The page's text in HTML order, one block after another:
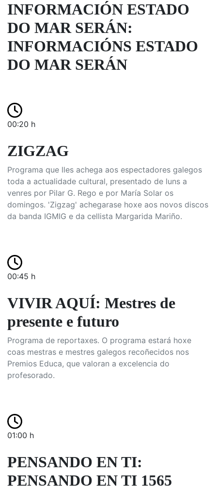
INFORMACIÓN ESTADO
DO MAR SERÁN:
INFORMACIÓNS ESTADO
DO MAR SERÁN
00:20 h
ZIGZAG
Programa que lles achega aos espectadores galegos
toda a actualidade cultural, presentado de luns a
venres por Pilar G. Rego e por María Solar os
domingos. 'Zigzag' achegarase hoxe aos novos discos
da banda IGMIG e da cellista Margarida Mariño.
00:45 h
VIVIR AQUÍ: Mestres de
presente e futuro
Programa de reportaxes. O programa estará hoxe
coas mestras e mestres galegos recoñecidos nos
Premios Educa, que valoran a excelencia do
profesorado.
01:00 h
PENSANDO EN TI:
PENSANDO EN TI 1565